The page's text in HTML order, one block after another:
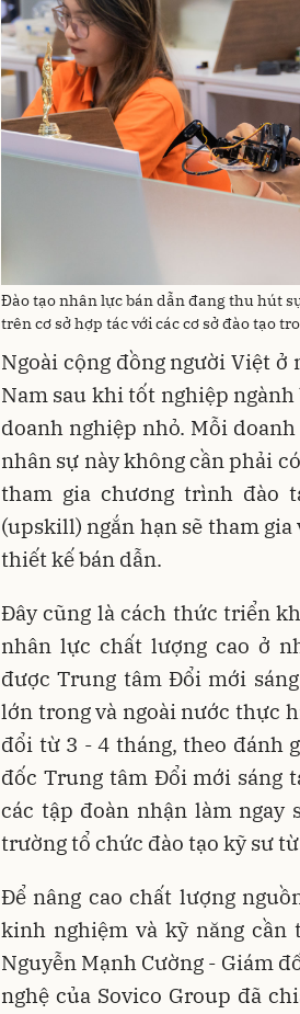
Đào tạo nhân lực bán dẫn đang thu hút
trên cơ sở hợp tác với các cơ sở đào tạo
Ngoài cộng đồng người Việt
Nam sau khi tốt nghiệp
doanh nghiệp nhỏ. Mỗi
nhân sự này không cần phải
tham gia chương trình đào
(upskill) ngắn hạn sẽ tham
thiết kế bán dẫn.
Đây cũng là cách thức triển
nhân lực chất lượng cao ở
được Trung tâm Đổi mới
lớn trong và ngoài nước thực
đổi từ 3 - 4 tháng, theo đánh
đốc Trung tâm Đổi mới sáng
các tập đoàn nhận làm ngay
trường tổ chức đào tạo kỹ sư
Để nâng cao chất lượng
kinh nghiệm và kỹ năng cần
Nguyễn Mạnh Cường - Giám
nghệ của Sovico Group đã